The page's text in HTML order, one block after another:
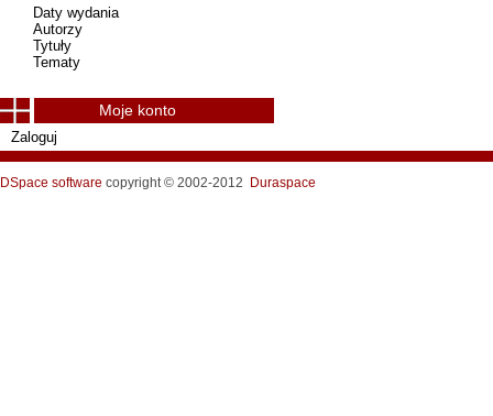
Daty wydania
Autorzy
Tytuły
Tematy
Moje konto
Zaloguj
DSpace software copyright © 2002-2012 Duraspace